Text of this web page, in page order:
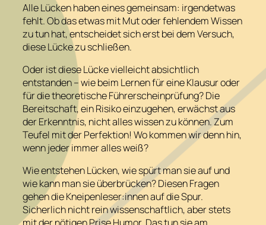
Alle Lücken haben eines gemeinsam: irgendetwas
fehlt. Ob das etwas mit Mut oder fehlendem Wissen
zu tun hat, entscheidet sich erst bei dem Versuch,
diese Lücke zu schließen.
Oder ist diese Lücke vielleicht absichtlich
entstanden – wie beim Lernen für eine Klausur oder
für die theoretische Führerscheinprüfung? Die
Bereitschaft, ein Risiko einzugehen, erwächst aus
der Erkenntnis, nicht alles wissen zu können. Zum
Teufel mit der Perfektion! Wo kommen wir denn hin,
wenn jeder immer alles weiß?
Wie entstehen Lücken, wie spürt man sie auf und
wie kann man sie überbrücken? Diesen Fragen
gehen die Kneipenleser:innen auf die Spur.
Sicherlich nicht rein wissenschaftlich, aber stets